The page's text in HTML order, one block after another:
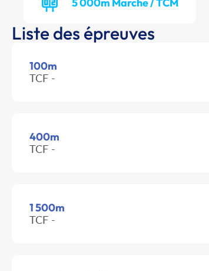
5 000m Marche / TCM
Liste des épreuves
100m
TCF -
400m
TCF -
1 500m
TCF -